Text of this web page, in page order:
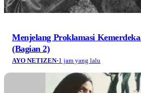
Menjelang Proklamasi
(Bagian 2)
AYO NETIZEN·1 jam yang lalu